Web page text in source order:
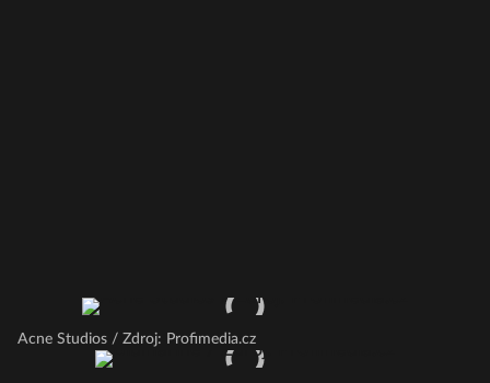
Acne Studios / Zdroj: Profimedia.cz